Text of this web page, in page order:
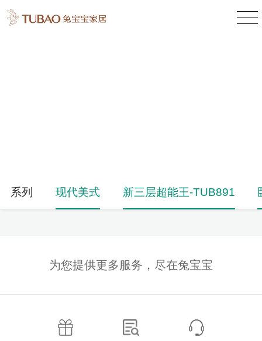
系列 现代美式 新三层超能王-TUB891
为您提供更多服务，尽在兔宝宝